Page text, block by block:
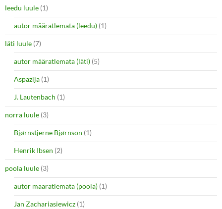
leedu luule (1)
autor määratlemata (leedu) (1)
läti luule (7)
autor määratlemata (läti) (5)
Aspazija (1)
J. Lautenbach (1)
norra luule (3)
Bjørnstjerne Bjørnson (1)
Henrik Ibsen (2)
poola luule (3)
autor määratlemata (poola) (1)
Jan Zachariasiewicz (1)